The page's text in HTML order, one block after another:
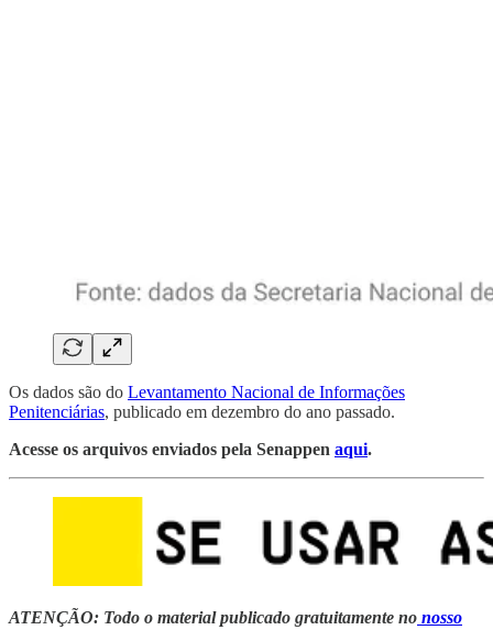
Os dados são do Levantamento Nacional de Informações
Penitenciárias, publicado em dezembro do ano passado.
Acesse os arquivos enviados pela Senappen aqui.
ATENÇÃO: Todo o material publicado gratuitamente no nosso